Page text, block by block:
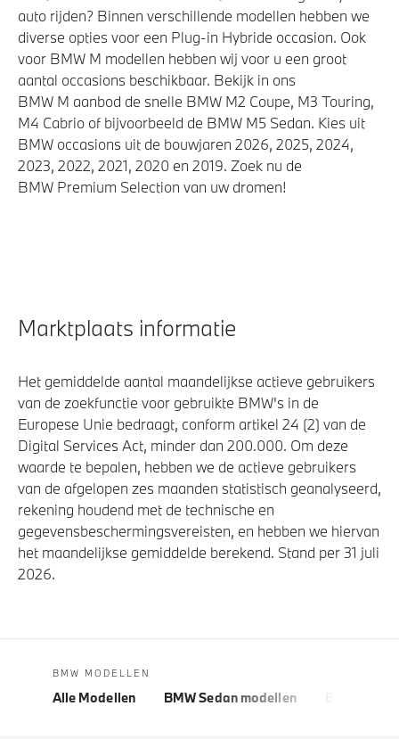
auto rijden? Binnen verschillende modellen hebben we
diverse opties voor een Plug-in Hybride occasion. Ook
voor BMW M modellen hebben wij voor u een groot
aantal occasions beschikbaar. Bekijk in ons
BMW M aanbod de snelle BMW M2 Coupe, M3 Touring,
M4 Cabrio of bijvoorbeeld de BMW M5 Sedan. Kies uit
BMW occasions uit de bouwjaren 2026, 2025, 2024,
2023, 2022, 2021, 2020 en 2019. Zoek nu de
BMW Premium Selection van uw dromen!
Marktplaats informatie
Het gemiddelde aantal maandelijkse actieve gebruikers
van de zoekfunctie voor gebruikte BMW's in de
Europese Unie bedraagt, conform artikel 24 (2) van de
Digital Services Act, minder dan 200.000. Om deze
waarde te bepalen, hebben we de actieve gebruikers
van de afgelopen zes maanden statistisch geanalyseerd,
rekening houdend met de technische en
gegevensbeschermingsvereisten, en hebben we hiervan
het maandelijkse gemiddelde berekend. Stand per 31 juli
2026.
BMW MODELLEN
Alle Modellen BMW Sedan modellen